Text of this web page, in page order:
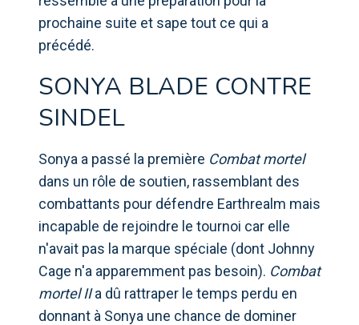
prochaine suite et sape tout ce qui a
précédé.
SONYA BLADE CONTRE
SINDEL
Sonya a passé la première Combat mortel
dans un rôle de soutien, rassemblant des
combattants pour défendre Earthrealm mais
incapable de rejoindre le tournoi car elle
n'avait pas la marque spéciale (dont Johnny
Cage n'a apparemment pas besoin). Combat
mortel IIa dû rattraper le temps perdu en
donnant à Sonya une chance de dominer